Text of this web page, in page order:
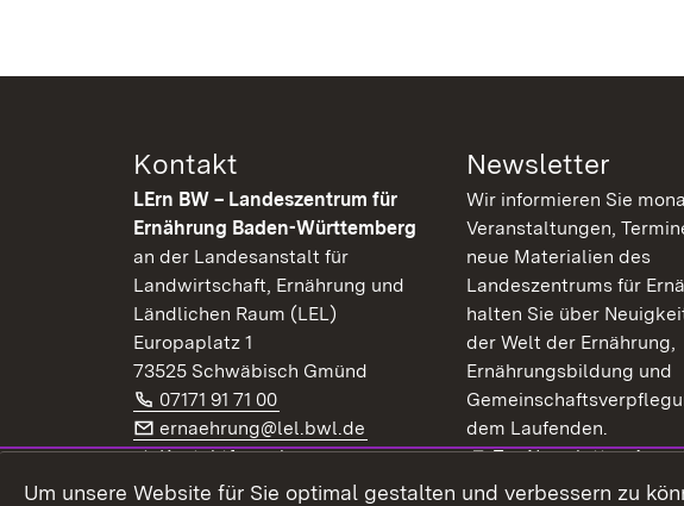
Kontakt
LErn BW – Landeszentrum für
Ernährung Baden-Württemberg
an der Landesanstalt für
Landwirtschaft, Ernährung und
Ländlichen Raum (LEL)
Europaplatz 1
73525 Schwäbisch Gmünd
Telefon:
07171 91 71 00 (Öffnet in neuem Fenster)
E-Mail:
ernaehrung@lel.bwl.de (Öffnet in neuem Fenster)
Kontaktformular
Extern:
LinkedIn (Öffnet in neuem Fenster)
Newsletter
Wir informieren Sie
Veranstaltungen,
neue Materialien des
Landeszentrums für
halten Sie über
der Welt der Ernährung,
Ernährungsbildung und
dem Laufenden.
Extern:
Zur Newsletter-
Newsletter-Archiv
Um unsere Website für Sie optimal gestalten und verbessern zu